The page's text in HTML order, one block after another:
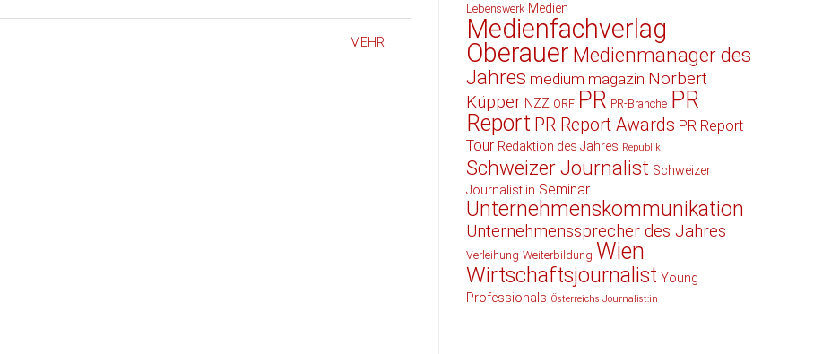
MEHR
Lebenswerk Medien
Medienfachverlag
Oberauer Medienmanager des
Jahres medium magazin Norbert
Küpper NZZ ORF PR PR-Branche PR
Report PR Report Awards PR Report
Tour Redaktion des Jahres Republik
Schweizer Journalist Schweizer
Journalist:in Seminar
Unternehmenskommunikation
Unternehmenssprecher des Jahres
Verleihung Weiterbildung Wien
Wirtschaftsjournalist Young
Professionals Österreichs Journalist:in